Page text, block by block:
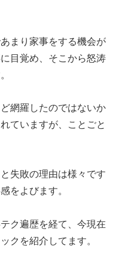
まり家事をする機会が
目覚め、そこから怒涛
網羅したのではないか
ていますが、ことごと
失敗の理由は様々です
をよびます。
ク遍歴を経て、今現在
クを紹介してます。